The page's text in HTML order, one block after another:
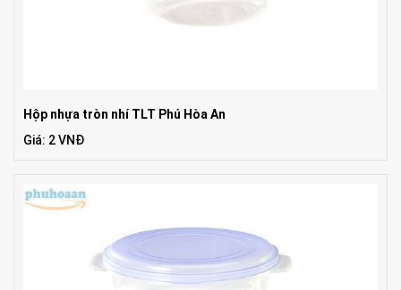
Hộp nhựa tròn nhí TLT Phú Hòa An
Giá: 2 VNĐ